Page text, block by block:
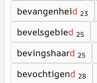
bevangenheid 23
bevelsgebied 25
bevingshaard 25
bevochtigend 28